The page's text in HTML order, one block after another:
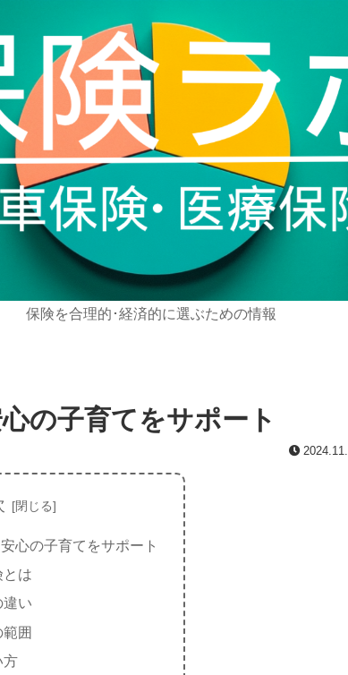
保険を合理的･経済的に選ぶための情報
の子育てをサポート
心の子育てをサポート
とは
違い
囲
方